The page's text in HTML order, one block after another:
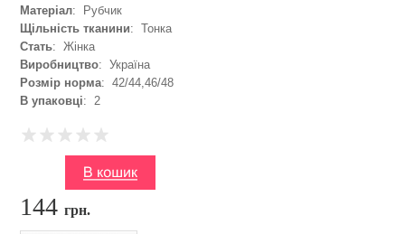
Матеріал: Рубчик
Щільність тканини: Тонка
Стать: Жінка
Виробництво: Україна
Розмір норма: 42/44,46/48
В упаковці: 2
144грн.